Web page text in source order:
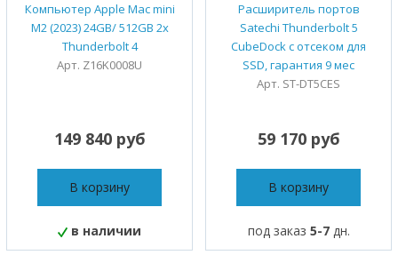
Компьютер Apple Mac mini
M2 (2023) 24GB/ 512GB 2x
Thunderbolt 4
Арт. Z16K0008U
149 840 руб
В корзину
в наличии
Расширитель портов
Satechi Thunderbolt 5
CubeDock с отсеком для
SSD, гарантия 9 мес
Арт. ST-DT5CES
59 170 руб
В корзину
под заказ 5-7дн.